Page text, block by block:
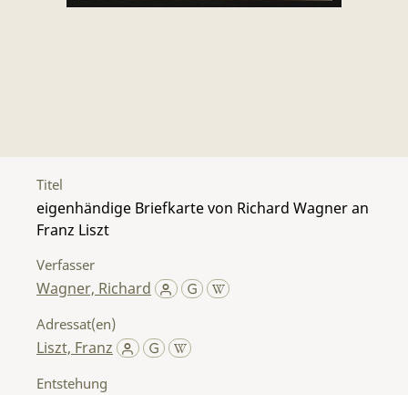
Titel
eigenhändige Briefkarte von Richard Wagner an
Franz Liszt
Verfasser
Wagner, Richard
Adressat(en)
Liszt, Franz
Entstehung